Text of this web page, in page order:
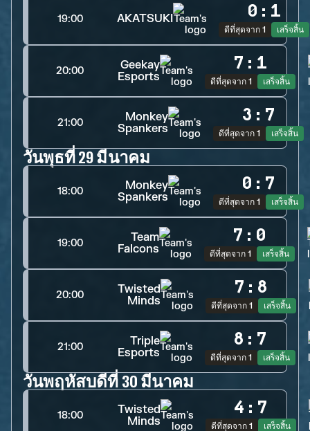
19:00 AKATSUKI 0 : 1
ดีที่สุดจาก 1 เสร็จสิ้น
20:00
Geekay
Esports
7 : 1
ดีที่สุดจาก 1 เสร็จสิ้น
21:00
Monkey
Spankers
3 : 7
ดีที่สุดจาก 1 เสร็จสิ้น
วันพุธที่ 29 มีนาคม
18:00
Monkey
Spankers
0 : 7
ดีที่สุดจาก 1 เสร็จสิ้น
19:00
Team
Falcons
7 : 0
ดีที่สุดจาก 1 เสร็จสิ้น
20:00
Twisted
Minds
7 : 8
ดีที่สุดจาก 1 เสร็จสิ้น
21:00
Triple
Esports
8 : 7
ดีที่สุดจาก 1 เสร็จสิ้น
วันพฤหัสบดีที่ 30 มีนาคม
18:00
Twisted
Minds
4 : 7
ดีที่สุดจาก 1 เสร็จสิ้น